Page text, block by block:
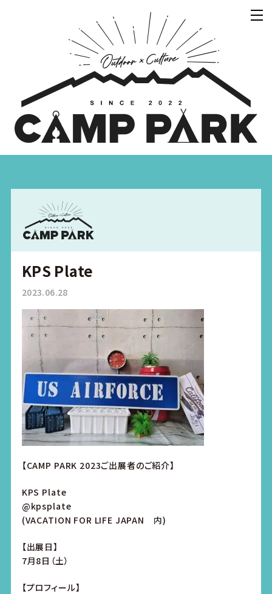
KPS Plate
2023.06.28
【CAMP PARK 2023ご出展者のご紹介】
KPS Plate
@kpsplate
(VACATION FOR LIFE JAPAN 内)
【出展日】
7月8日（土）
【プロフィール】